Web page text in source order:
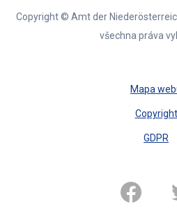
Copyright © Amt der
všechna práva
Mapa
Copyright
GDPR